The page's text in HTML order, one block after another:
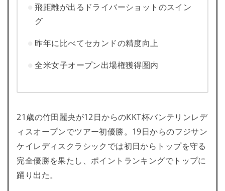
飛距離が出るドライバーショットのスイン
グ
昨年に比べてセカンドの精度向上
全米女子オープン出場権獲得圏内
21歳の竹田麗央が12日からのKKT杯バンテリンレデ
ィスオープンでツアー初優勝。19日からのフジサン
ケイレディスクラシックでは初日からトップを守る
完全優勝を果たし、ポイントランキングでトップに
踊り出た。